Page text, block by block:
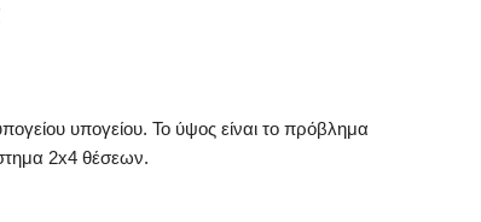
υπογείου. Το ύψος είναι το πρόβλημα
2x4 θέσεων.